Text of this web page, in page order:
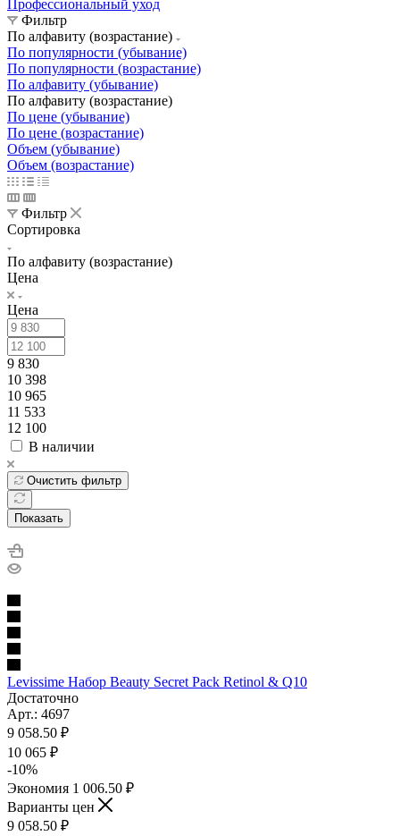
Профессиональный уход
Фильтр
По алфавиту (возрастание)
По популярности (убывание)
По популярности (возрастание)
По алфавиту (убывание)
По алфавиту (возрастание)
По цене (убывание)
По цене (возрастание)
Объем (убывание)
Объем (возрастание)
Фильтр
Сортировка
По алфавиту (возрастание)
Цена
Цена
9 830
10 398
10 965
11 533
12 100
В наличии
Очистить фильтр
Показать
Levissime Набор Beauty Secret Pack Retinol & Q10
Достаточно
Арт.: 4697
9 058.50 ₽
10 065 ₽
-10%
Экономия 1 006.50 ₽
Варианты цен
9 058.50 ₽